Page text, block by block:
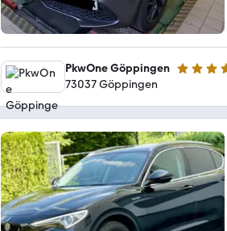
PkwOne Göppingen 4.9 Sterne
73037 Göppingen